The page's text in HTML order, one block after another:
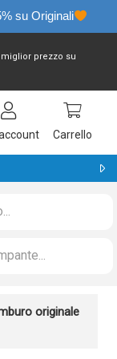
su Originali
miglior prezzo su
Carrello
originale